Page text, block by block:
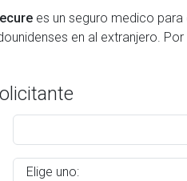
es un seguro medico para estudiantes
sus datos a continuacion para recibir un presupuesto gratuito y luego comprar una